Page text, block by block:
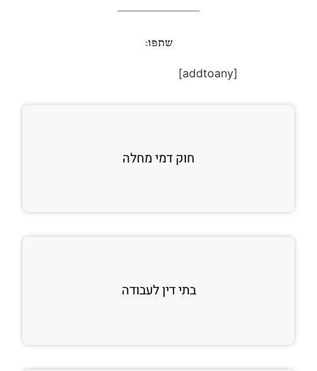
שתפו:
[addtoany]
חוק דמי מחלה
בתי דין לעבודה